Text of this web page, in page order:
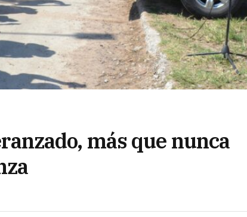
más que nunca